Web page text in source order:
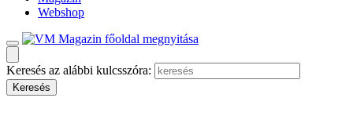
Webshop
Keresés az alábbi kulcsszóra: